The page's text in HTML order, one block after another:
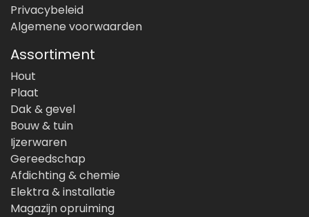
Privacybeleid
Algemene voorwaarden
Assortiment
Hout
Plaat
Dak & gevel
Bouw & tuin
Ijzerwaren
Gereedschap
Afdichting & chemie
Elektra & installatie
Magazijn opruiming